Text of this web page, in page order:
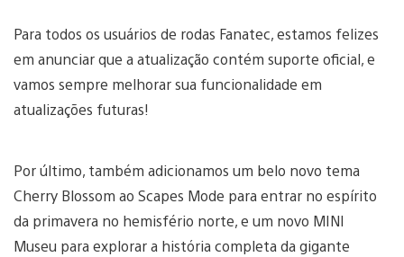
Para todos os usuários de rodas Fanatec, estamos felizes
em anunciar que a atualização contém suporte oficial, e
vamos sempre melhorar sua funcionalidade em
atualizações futuras!
Por último, também adicionamos um belo novo tema
Cherry Blossom ao Scapes Mode para entrar no espírito
da primavera no hemisfério norte, e um novo MINI
Museu para explorar a história completa da gigante